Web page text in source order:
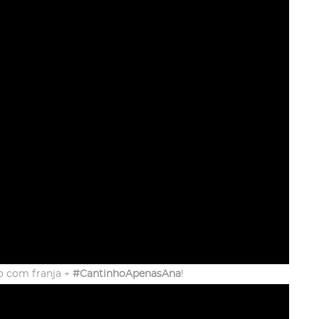
com franja +#CantinhoApenasAna!